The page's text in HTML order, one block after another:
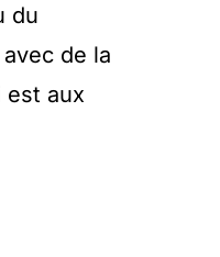
du
avec de la
est aux